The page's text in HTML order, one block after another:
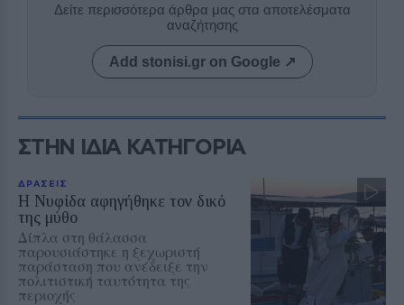
Δείτε περισσότερα άρθρα μας στα αποτελέσματα
αναζήτησης
Add stonisi.gr on Google ↗
ΣΤΗΝ ΙΔΙΑ ΚΑΤΗΓΟΡΙΑ
ΔΡΑΣΕΙΣ
Η Νυφίδα αφηγήθηκε τον δικό
της μύθο
Δίπλα στη θάλασσα
παρουσιάστηκε η ξεχωριστή
παράσταση που ανέδειξε την
πολιτιστική ταυτότητα της
περιοχής